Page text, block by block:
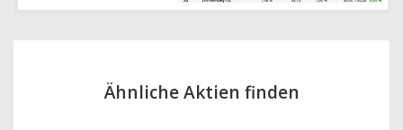
Ähnliche Aktien finden